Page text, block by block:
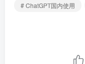
# ChatGPT国内使用